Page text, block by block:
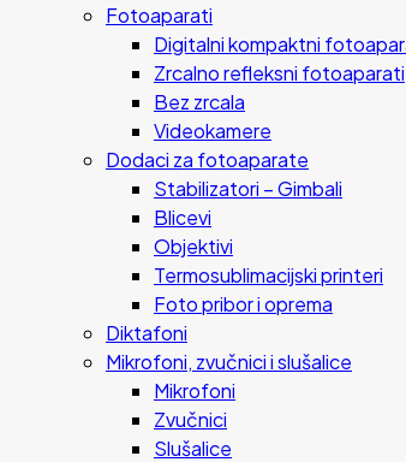
Fotoaparati
Digitalni kompaktni
Zrcalno refleksni fotoaparati
Bez zrcala
Videokamere
Dodaci za fotoaparate
Stabilizatori – Gimbali
Blicevi
Objektivi
Termosublimacijski printeri
Foto pribor i oprema
Diktafoni
Mikrofoni, zvučnici i slušalice
Mikrofoni
Zvučnici
Slušalice